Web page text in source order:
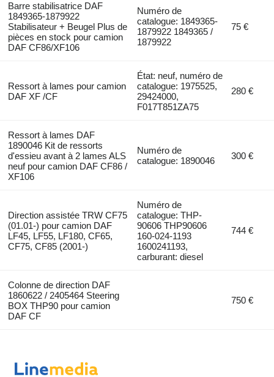
Barre stabilisatrice DAF
1849365-1879922
Stabilisateur + Beugel Plus de
pièces en stock pour camion
DAF CF86/XF106
Numéro de
catalogue: 1849365-
1879922 1849365 /
1879922
75 €
Ressort à lames pour camion
DAF XF /CF
État: neuf, numéro de
catalogue: 1975525,
29424000,
F017T851ZA75
280 €
Ressort à lames DAF
1890046 Kit de ressorts
d'essieu avant à 2 lames ALS
neuf pour camion DAF CF86 /
XF106
Numéro de
catalogue: 1890046
300 €
Direction assistée TRW CF75
(01.01-) pour camion DAF
LF45, LF55, LF180, CF65,
CF75, CF85 (2001-)
Numéro de
catalogue: THP-
90606 THP90606
160-024-1193
1600241193,
carburant: diesel
744 €
Colonne de direction DAF
1860622 / 2405464 Steering
BOX THP90 pour camion
DAF CF
750 €